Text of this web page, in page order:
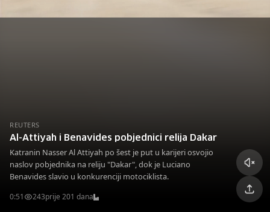
REUTERS
Al-Attiyah i Benavides pobjednici relija Dakar
Katranin Nasser Al Attiyah po šest je put u karijeri osvojio
naslov pobjednika na reliju "Dakar", dok je Luciano
Benavides slavio u konkurenciji motociklista.
0:51 243prije 201 dana